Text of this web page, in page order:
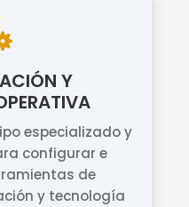
Y
especializado y
configurar e
de
y tecnología